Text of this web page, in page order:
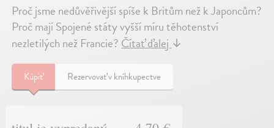
Proč jsme nedůvěřivější spíše k Britům než k Japoncům?
Proč mají Spojené státy vyšší míru těhotenství
nezletilých než Francie? Čítať ďalej ↓
Kúpiť Rezervovať v kníhkupectve